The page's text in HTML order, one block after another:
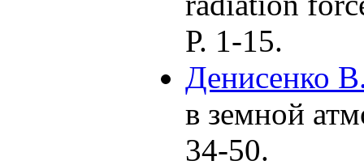
Р. 1-15.
Денисенко
в земной
34-50.